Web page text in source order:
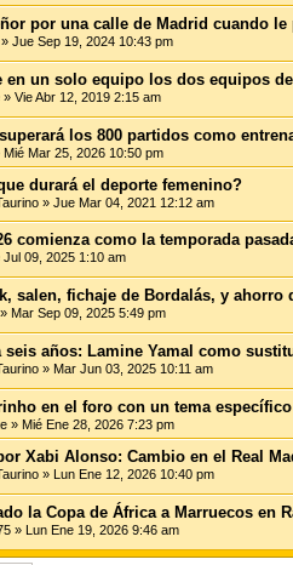
por una calle de Madrid cuando
» Jue Sep 19, 2024 10:43 pm
en un solo equipo los dos equipos
» Vie Abr 12, 2019 2:15 am
los 800 partidos como
Mié Mar 25, 2026 10:50 pm
durará el deporte femenino?
» Jue Mar 04, 2021 12:12 am
comienza como la temporada
Jul 09, 2025 1:10 am
salen, fichaje de Bordalás, y ahorro
» Mar Sep 09, 2025 5:49 pm
seis años: Lamine Yamal como
» Mar Jun 03, 2025 10:11 am
en el foro con un tema
» Mié Ene 28, 2026 7:23 pm
Xabi Alonso: Cambio en el Real
» Lun Ene 12, 2026 10:40 pm
la Copa de África a Marruecos en
» Lun Ene 19, 2026 9:46 am